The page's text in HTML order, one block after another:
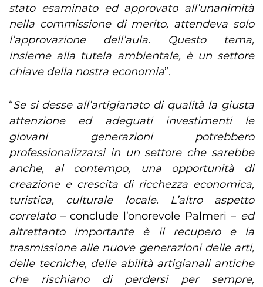
stato esaminato ed approvato all’unanimità
nella commissione di merito, attendeva solo
l’approvazione dell’aula. Questo tema,
insieme alla tutela ambientale, è un settore
chiave della nostra economia”.
“Se si desse all’artigianato di qualità la giusta
attenzione ed adeguati investimenti le
giovani generazioni potrebbero
professionalizzarsi in un settore che sarebbe
anche, al contempo, una opportunità di
creazione e crescita di ricchezza economica,
turistica, culturale locale. L’altro aspetto
correlato– conclude l’onorevole Palmeri – ed
altrettanto importante è il recupero e la
trasmissione alle nuove generazioni delle arti,
delle tecniche, delle abilità artigianali antiche
che rischiano di perdersi per sempre,